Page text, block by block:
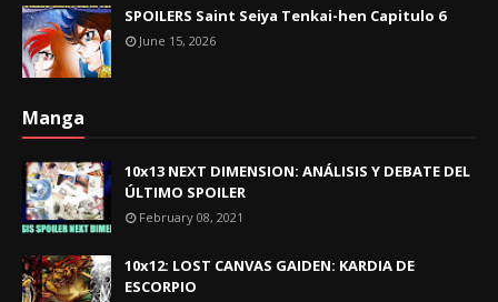
SPOILERS Saint Seiya Tenkai-hen Capitulo 6
June 15, 2026
Manga
10x13 NEXT DIMENSION: ANÁLISIS Y DEBATE DEL
ÚLTIMO SPOILER
February 08, 2021
10x12: LOST CANVAS GAIDEN: KARDIA DE
ESCORPIO